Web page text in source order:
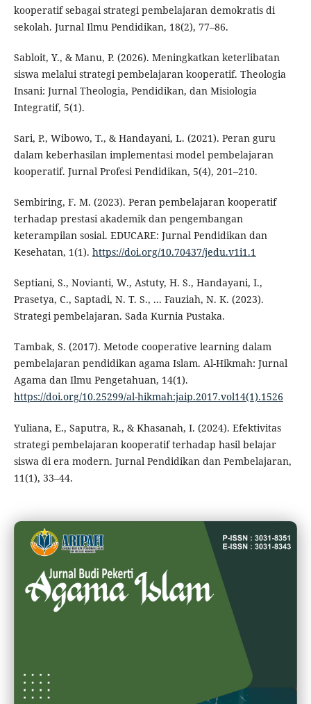
kooperatif sebagai strategi pembelajaran demokratis di
sekolah. Jurnal Ilmu Pendidikan, 18(2), 77–86.
Sabloit, Y., & Manu, P. (2026). Meningkatkan keterlibatan
siswa melalui strategi pembelajaran kooperatif. Theologia
Insani: Jurnal Theologia, Pendidikan, dan Misiologia
Integratif, 5(1).
Sari, P., Wibowo, T., & Handayani, L. (2021). Peran guru
dalam keberhasilan implementasi model pembelajaran
kooperatif. Jurnal Profesi Pendidikan, 5(4), 201–210.
Sembiring, F. M. (2023). Peran pembelajaran kooperatif
terhadap prestasi akademik dan pengembangan
keterampilan sosial. EDUCARE: Jurnal Pendidikan dan
Kesehatan, 1(1). https://doi.org/10.70437/jedu.v1i1.1
Septiani, S., Novianti, W., Astuty, H. S., Handayani, I.,
Prasetya, C., Saptadi, N. T. S., ... Fauziah, N. K. (2023).
Strategi pembelajaran. Sada Kurnia Pustaka.
Tambak, S. (2017). Metode cooperative learning dalam
pembelajaran pendidikan agama Islam. Al-Hikmah: Jurnal
Agama dan Ilmu Pengetahuan, 14(1).
https://doi.org/10.25299/al-hikmah:jaip.2017.vol14(1).1526
Yuliana, E., Saputra, R., & Khasanah, I. (2024). Efektivitas
strategi pembelajaran kooperatif terhadap hasil belajar
siswa di era modern. Jurnal Pendidikan dan Pembelajaran,
11(1), 33–44.